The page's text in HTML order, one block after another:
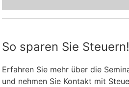
So sparen Sie Steuern!
Erfahren Sie mehr über die
und nehmen Sie Kontakt mit